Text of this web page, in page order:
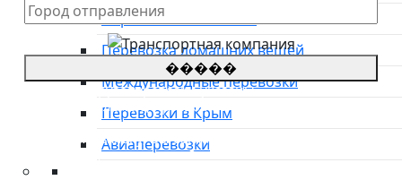
Перевозка автовозом
Перевозка домашних вещей
Международные перевозки
Перевозки в Крым
Авиаперевозки
�����
*Цены на грузоперевозки указаны
приблизительные, просьба оставить заявку для
уточнения стоимости.
**оставляя заявку, Вы соглашаетесь с
конфиденциальности сайта